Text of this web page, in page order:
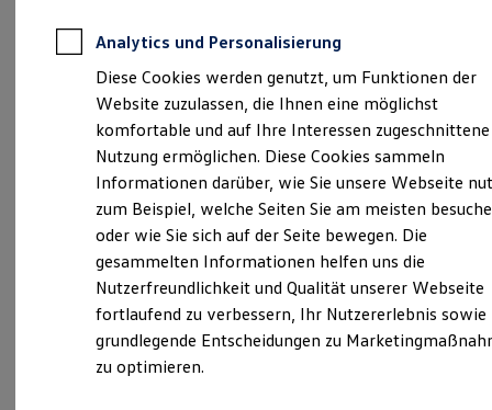
Für Privatkunden
Für Gewerbekunden
Profi Paket
TopDeal
Gebrauchtwagen
ProfiPartner für Gebrauchtwagen
Zertifizierte Gebrauchtwagen
Finanzierung
Für Privatkunden
Für Gewerbekunden
Leasing
Für Privatkunden
Für Gewerbekunden
Versicherungen & Garantien
Garantien
Kfz-Versicherung für Nutzfahrzeuge
Restschuldversicherung
Wartungsverträge
Verantwortlich für die Inhalte auf dieser Seite ist die Autohaus
Ruhe GmbH (Impressum & Rechtliches)
Quakenbrücker Straße 17, 49413 Dinklage
kontakt@autohaus-ruhe.de
Montag-Freitag 07:30-18:00 Uhr
Analytics und Personalisierung
Diese Cookies werden genutzt, um Funktionen der
Website zuzulassen, die Ihnen eine möglichst
komfortable und auf Ihre Interessen zugeschnittene
Nutzung ermöglichen. Diese Cookies sammeln
Informationen darüber, wie Sie unsere Webseite
zum Beispiel, welche Seiten Sie am meisten
oder wie Sie sich auf der Seite bewegen. Die
gesammelten Informationen helfen uns die
Nutzerfreundlichkeit und Qualität unserer Webseite
fortlaufend zu verbessern, Ihr Nutzererlebnis sowie
grundlegende Entscheidungen zu
zu optimieren.